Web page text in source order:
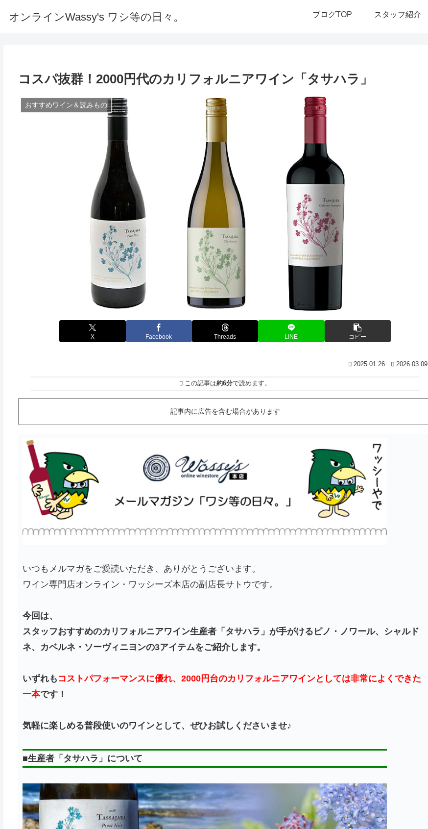
オンラインWassy's ワシ等の日々。 ブログTOP スタッフ紹介
コスパ抜群！2000円代のカリフォルニアワイン「タサハラ」
おすすめワイン＆読みもの
X Facebook Threads LINE コピー
2025.01.26 2026.03.09
この記事は約6分で読めます。
記事内に広告を含む場合があります
いつもメルマガをご愛読いただき、ありがとうございます。
ワイン専門店オンライン・ワッシーズ本店の副店長サトウです。
今回は、
スタッフおすすめのカリフォルニアワイン生産者「タサハラ」 が手がけるピノ・ノワール、シャルド
ネ、カベルネ・ソーヴィニヨンの3アイテムをご紹介します。
いずれも コストパフォーマンスに優れ、2000円台のカリフォルニアワインとしては非常によくできた
一本です！
気軽に楽しめる普段使いのワインとして、ぜひお試しくださいませ♪
■生産者「タサハラ」について